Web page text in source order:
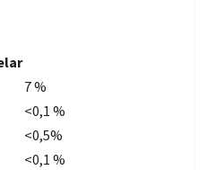
7 %
<0,1 %
<0,5%
<0,1 %